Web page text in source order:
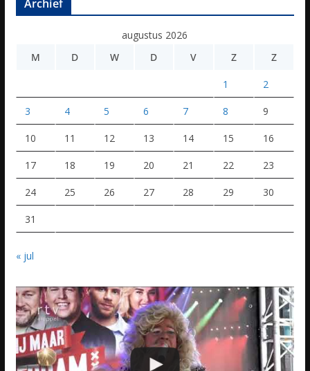
Archief
augustus 2026
M
D W D V Z Z
1 2
3 4 5 6 7 8 9
10 11 12 13 14 15 16
17 18 19 20 21 22 23
24 25 26 27 28 29 30
31
« jul